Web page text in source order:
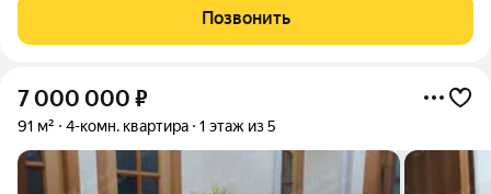
комнатная квартира на Цветном бульваре, 32 именно то, что
вы ищете! Дом
Позвонить
7 000 000 ₽
91 м² 4-комн. квартира 1 этаж из 5